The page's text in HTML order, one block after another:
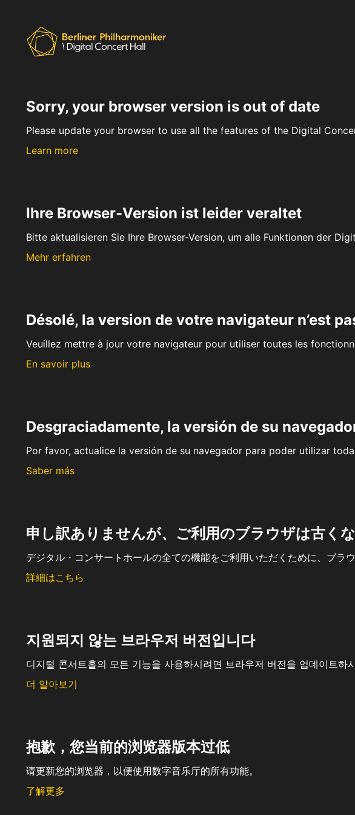
Sorry, your browser version is out of date
Please update your browser to use all the features of the Digital
Learn more
Ihre Browser-Version ist leider veraltet
Bitte aktualisieren Sie Ihre Browser-Version, um alle Funktionen der
Mehr erfahren
Désolé, la version de votre navigateur n’est
Veuillez mettre à jour votre navigateur pour utiliser toutes les
En savoir plus
Desgraciadamente, la versión de su
Por favor, actualice la versión de su navegador para poder utilizar
Saber más
申し訳ありませんが、ご利用のブラウザは古く
デジタル・コンサートホールの全ての機能をご利用いただくために、ブラ
詳細はこちら
지원되지 않는 브라우저 버전입니다
디지털 콘서트홀의 모든 기능을 사용하시려면 브라우저 버전을 업데이트하
더 알아보기
抱歉，您当前的浏览器版本过低
请更新您的浏览器，以便使用数字音乐厅的所有功能。
了解更多